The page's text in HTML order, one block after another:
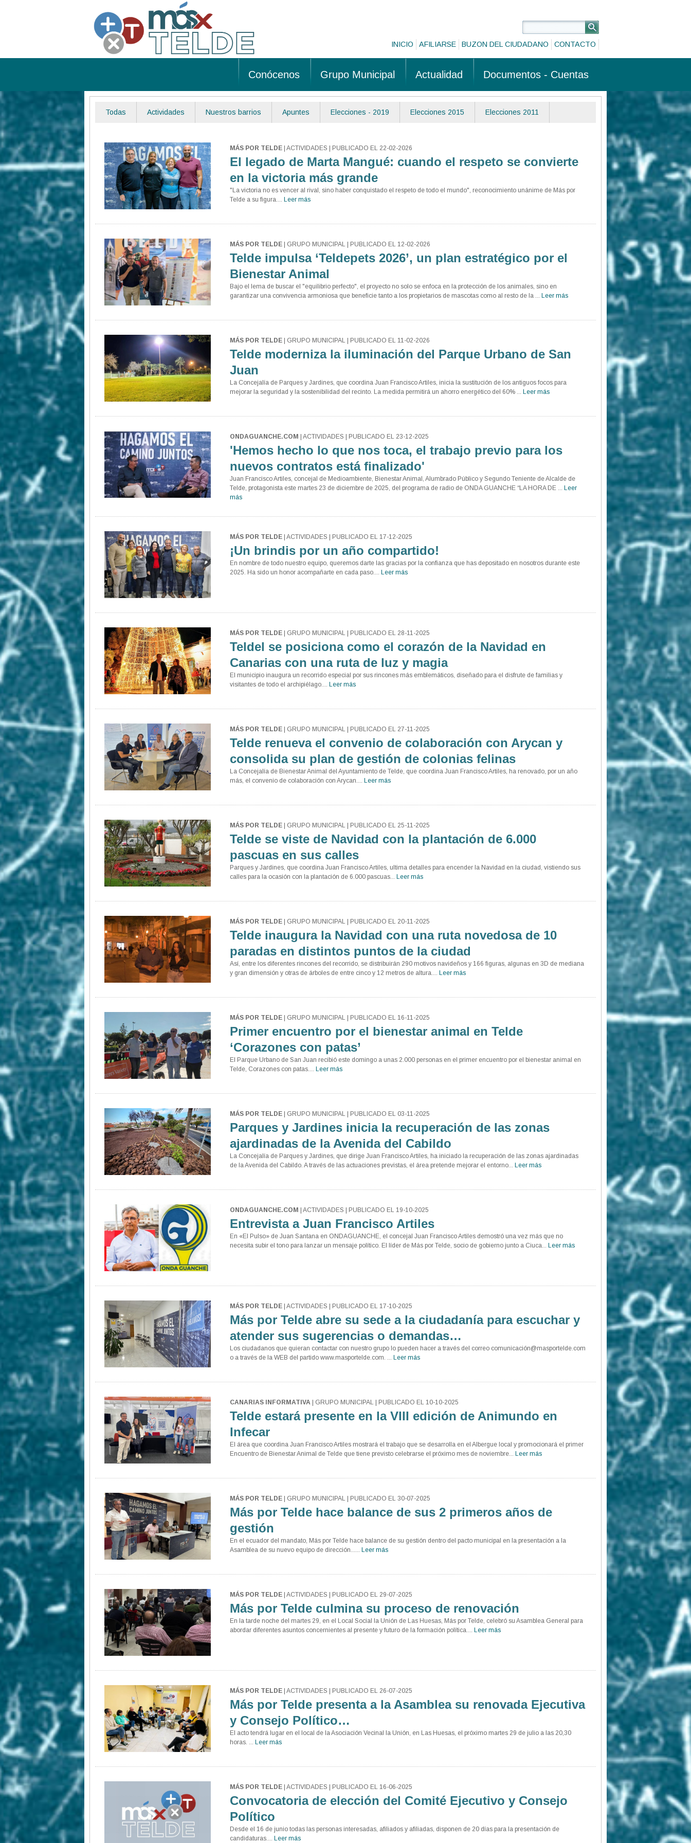
CONTACTO
BUZON DEL CIUDADANO
AFILIARSE
INICIO
Documentos - Cuentas
Actualidad
Grupo Municipal
Conócenos
Todas Actividades Nuestros barrios Apuntes Elecciones - 2019 Elecciones 2015 Elecciones 2011
MÁS POR TELDE| ACTIVIDADES | PUBLICADO EL 22-02-2026
El legado de Marta Mangué: cuando el respeto se convierte
en la victoria más grande
"La victoria no es vencer al rival, sino haber conquistado el respeto de todo el mundo", reconocimiento unánime de Más por
Telde a su figura.... Leer más
MÁS POR TELDE| GRUPO MUNICIPAL | PUBLICADO EL 12-02-2026
Telde impulsa ‘Teldepets 2026’, un plan estratégico por el
Bienestar Animal
Bajo el lema de buscar el "equilibrio perfecto", el proyecto no solo se enfoca en la protección de los animales, sino en
garantizar una convivencia armoniosa que beneficie tanto a los propietarios de mascotas como al resto de la ... Leer más
MÁS POR TELDE| GRUPO MUNICIPAL | PUBLICADO EL 11-02-2026
Telde moderniza la iluminación del Parque Urbano de San
Juan
La Concejalía de Parques y Jardines, que coordina Juan Francisco Artiles, inicia la sustitución de los antiguos focos para
mejorar la seguridad y la sostenibilidad del recinto. La medida permitirá un ahorro energético del 60% ... Leer más
ONDAGUANCHE.COM | ACTIVIDADES | PUBLICADO EL 23-12-2025
'Hemos hecho lo que nos toca, el trabajo previo para los
nuevos contratos está finalizado'
Juan Francisco Artiles, concejal de Medioambiente, Bienestar Animal, Alumbrado Público y Segundo Teniente de Alcalde de
Telde, protagonista este martes 23 de diciembre de 2025, del programa de radio de ONDA GUANCHE “LA HORA DE ... Leer
más
MÁS POR TELDE| ACTIVIDADES | PUBLICADO EL 17-12-2025
¡Un brindis por un año compartido!
En nombre de todo nuestro equipo, queremos darte las gracias por la confianza que has depositado en nosotros durante este
2025. Ha sido un honor acompañarte en cada paso.... Leer más
MÁS POR TELDE| GRUPO MUNICIPAL | PUBLICADO EL 28-11-2025
Teldel se posiciona como el corazón de la Navidad en
Canarias con una ruta de luz y magia
El municipio inaugura un recorrido especial por sus rincones más emblemáticos, diseñado para el disfrute de familias y
visitantes de todo el archipiélago.... Leer más
MÁS POR TELDE| GRUPO MUNICIPAL | PUBLICADO EL 27-11-2025
Telde renueva el convenio de colaboración con Arycan y
consolida su plan de gestión de colonias felinas
La Concejalía de Bienestar Animal del Ayuntamiento de Telde, que coordina Juan Francisco Artiles, ha renovado, por un año
más, el convenio de colaboración con Arycan.... Leer más
MÁS POR TELDE| GRUPO MUNICIPAL | PUBLICADO EL 25-11-2025
Telde se viste de Navidad con la plantación de 6.000
pascuas en sus calles
Parques y Jardines, que coordina Juan Francisco Artiles, ultima detalles para encender la Navidad en la ciudad, vistiendo sus
calles para la ocasión con la plantación de 6.000 pascuas... Leer más
MÁS POR TELDE| GRUPO MUNICIPAL | PUBLICADO EL 20-11-2025
Telde inaugura la Navidad con una ruta novedosa de 10
paradas en distintos puntos de la ciudad
Así, entre los diferentes rincones del recorrido, se distribuirán 290 motivos navideños y 166 figuras, algunas en 3D de mediana
y gran dimensión y otras de árboles de entre cinco y 12 metros de altura.... Leer más
MÁS POR TELDE| GRUPO MUNICIPAL | PUBLICADO EL 16-11-2025
Primer encuentro por el bienestar animal en Telde
‘Corazones con patas’
El Parque Urbano de San Juan recibió este domingo a unas 2.000 personas en el primer encuentro por el bienestar animal en
Telde, Corazones con patas.... Leer más
MÁS POR TELDE| GRUPO MUNICIPAL | PUBLICADO EL 03-11-2025
Parques y Jardines inicia la recuperación de las zonas
ajardinadas de la Avenida del Cabildo
La Concejalía de Parques y Jardines, que dirige Juan Francisco Artiles, ha iniciado la recuperación de las zonas ajardinadas
de la Avenida del Cabildo. A través de las actuaciones previstas, el área pretende mejorar el entorno... Leer más
ONDAGUANCHE.COM | ACTIVIDADES | PUBLICADO EL 19-10-2025
Entrevista a Juan Francisco Artiles
En «El Pulso» de Juan Santana en ONDAGUANCHE, el concejal Juan Francisco Artiles demostró una vez más que no
necesita subir el tono para lanzar un mensaje político. El líder de Más por Telde, socio de gobierno junto a Ciuca... Leer más
MÁS POR TELDE| ACTIVIDADES | PUBLICADO EL 17-10-2025
Más por Telde abre su sede a la ciudadanía para escuchar y
atender sus sugerencias o demandas…
Los ciudadanos que quieran contactar con nuestro grupo lo pueden hacer a través del correo comunicación@masportelde.com
o a través de la WEB del partido www.masportelde.com. ... Leer más
CANARIAS INFORMATIVA| GRUPO MUNICIPAL | PUBLICADO EL 10-10-2025
Telde estará presente en la VIII edición de Animundo en
Infecar
El área que coordina Juan Francisco Artiles mostrará el trabajo que se desarrolla en el Albergue local y promocionará el primer
Encuentro de Bienestar Animal de Telde que tiene previsto celebrarse el próximo mes de noviembre... Leer más
MÁS POR TELDE| GRUPO MUNICIPAL | PUBLICADO EL 30-07-2025
Más por Telde hace balance de sus 2 primeros años de
gestión
En el ecuador del mandato, Más por Telde hace balance de su gestión dentro del pacto municipal en la presentación a la
Asamblea de su nuevo equipo de dirección...... Leer más
MÁS POR TELDE| ACTIVIDADES | PUBLICADO EL 29-07-2025
Más por Telde culmina su proceso de renovación
En la tarde noche del martes 29, en el Local Social la Unión de Las Huesas, Más por Telde, celebró su Asamblea General para
abordar diferentes asuntos concernientes al presente y futuro de la formación política.... Leer más
MÁS POR TELDE| ACTIVIDADES | PUBLICADO EL 26-07-2025
Más por Telde presenta a la Asamblea su renovada Ejecutiva
y Consejo Político…
El acto tendrá lugar en el local de la Asociación Vecinal la Unión, en Las Huesas, el próximo martes 29 de julio a las 20,30
horas. ... Leer más
MÁS POR TELDE| ACTIVIDADES | PUBLICADO EL 16-06-2025
Convocatoria de elección del Comité Ejecutivo y Consejo
Político
Desde el 16 de junio todas las personas interesadas, afiliados y afiliadas, disponen de 20 días para la presentación de
candidaturas.... Leer más